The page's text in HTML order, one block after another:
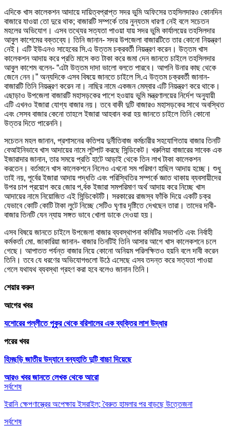
এদিকে খাস কালেকশন আদায়ে দায়িত্বপ্রাপ্ত সদর ভুমি অফিসের তহসিলদারও কোনদিন
বাজারে যাওয়া তো দুরে থাক; বাজারটি সম্পর্কে তার নুন্যতম ধারণা নেই বলে সচেতন
মহলের অভিযোগ। এসব তথ্যের সত্যতা পাওয়া যায় সদর ভুমি কার্যালয়ের তহসিলদার
আবুল কাশেমের বক্তব্যে। তিনি জানান- সদর উপজেলা বাজারটিতে তার কোনো নিয়ন্ত্রণ
নেই। এটি ইউএনও সাহেবের সি.এ উত্তম চক্রবর্তী নিয়ন্ত্রণ করেন। উত্তম খাস
কালেকশন আদায় করে প্রতি মাসে কত টাকা করে জমা দেন জানতে চাইলে তহসিলদার
আবুল কাশেম বলেন- “এটা উত্তম দাদা ভালো বলতে পারবে। আপনি উনার কাছ থেকে
জেনে নেন।” অন্যদিকে এসব বিষয়ে জানতে চাইলে সি.এ উত্তম চক্রবর্তী জানান-
বাজারটি তিনি নিয়ন্ত্রণ করেন না। নাছির নামে একজন মেম্বার এটি নিয়ন্ত্রণ করে থাকে।
এছাড়াও উপজেলা বাজারটি মহাসড়কের পাশে হওয়ায় ভুমি মন্ত্রণালয়ের নির্দেশ অনুযায়ী
এটি এখনও ইজারা যোগ্য বাজার নয়। তবে বাকী দুটি বাজারও মহাসড়কের সাথে অবস্থিত
এবং সেসব বাজার কেনো তাহলে ইজারা আহবান করা হয় জানতে চাইলে তিনি কোনো
উত্তর দিতে পারেননি।
সচেতন মহল জানান, প্রশাসনের কতিপয় দুর্নীতিবাজ কর্মচারীর সহযোগিতায় বাজার তিনটি
বেআইনিভাবে খাস আদায়ের নামে লুটপাট করছে সিন্ডিকেট। খরুলিয়া বাজারের সাবেক এক
ইজারাদার জানান, তার সময়ে প্রতি হাটে আড়াই থেকে তিন লাখ টাকা কালেকশন
করতেন। বর্তমানে খাস কালেকশনে নিলেও এখনো সম পরিমাণ হাছিল আদায় হচ্ছে। শুধু
তাই নয়, পূর্বের ইজারা আদায় পদ্ধতি এবং পরিস্থিতির সম্পর্কে জ্ঞাত থাকায় ব্যবসায়ীদের
উপর চাপ প্রয়োগ করে জোর প‚র্বক ইজারা সমপরিমাণ অর্থ আদায় করে নিচ্ছে খাস
আদায়ের নামে নিয়োজিত এই সিন্ডিকেটটি। সরকারের রাজস্ব ফাঁকি দিয়ে একটি চক্র
যেভাবে কোটি কোটি টাকা লুটে নিচ্ছে সেটিও ঘৃণার দৃষ্টিতে দেখছেন তারা। তাদের দাবী-
বাজার তিনটি যেন ন্যায় সঙ্গত ভাবে খোলা ডাকে দেওয়া হয়।
এসব বিষয়ে জানতে চাইলে উপজেলা বাজার ব্যবস্থাপনা কমিটির সভাপতি এবং নির্বাহী
কর্মকর্তা মো. জাকারিয়া জানান- বাজার তিনটিই তিনি আসার আগে খাস কালেকশনে চলে
গেছে। আপাতত পর্যন্ত বাজার নিয়ে কোনো অনিয়ম পরিলক্ষিতও হয়নি বলে দাবী করেন
তিনি। তবে যে ধরণের অভিযোগগুলো উঠে এসেছে এসব তদন্ত করে সত্যতা পাওয়া
গেলে যথাযথ ব্যবস্থা গ্রহণ করা হবে বলেও জানান তিনি।
শেয়ার করুন
আগের খবর
যশোরের পল্লীতে পুকুর থেকে বরিশালের এক ব্যক্তির লাশ উদ্ধার
পরের খবর
হিমছড়ি জাতীয় উদ্যানে বন্যহাতি দুটি বাচ্চা দিয়েছে
আরও খবর জানতে লেখক থেকে আরো
সর্বশেষ
ইরানি ক্ষেপণাস্ত্রের অপেক্ষায় ইসরাইল; বৈরুত হামলার পর বাড়ছে উত্তেজনা
সর্বশেষ